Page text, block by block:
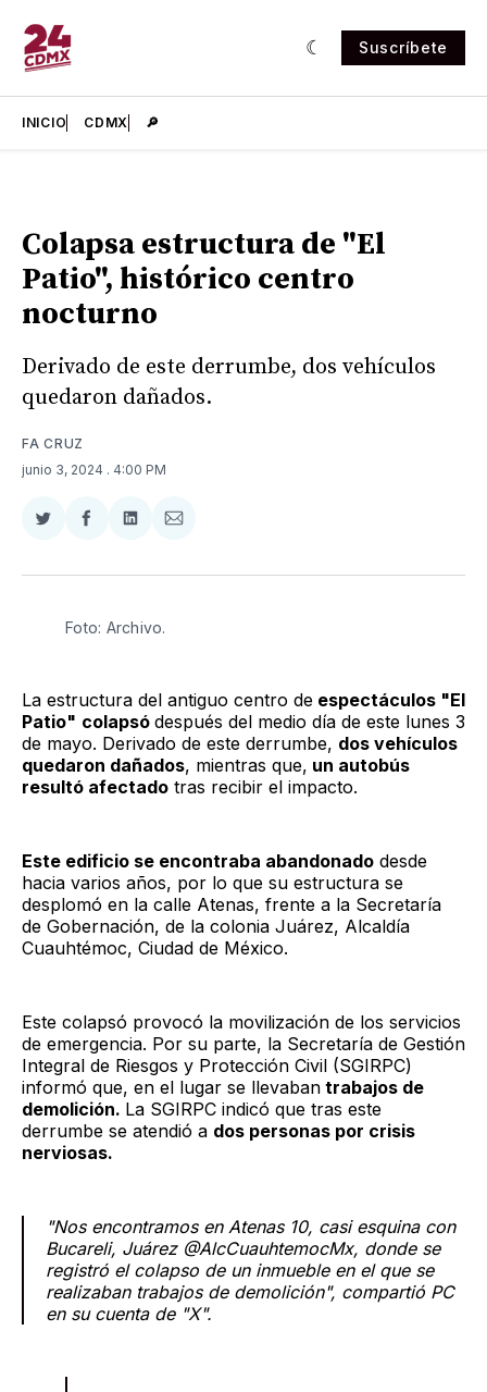
Suscríbete
INICIO CDMX 🔎
Colapsa estructura de "El
Patio", histórico centro
nocturno
Derivado de este derrumbe, dos vehículos
quedaron dañados.
FA CRUZ
junio 3, 2024 . 4:00 PM
Compartir
Twitter
Compartir
Facebook
Compartir
LinkedIn
Compartir
Email
Foto: Archivo.
La estructura del antiguo centro de espectáculos "El
Patio" colapsó después del medio día de este lunes 3
de mayo. Derivado de este derrumbe, dos vehículos
quedaron dañados, mientras que, un autobús
resultó afectado tras recibir el impacto.
Este edificio se encontraba abandonado desde
hacia varios años, por lo que su estructura se
desplomó en la calle Atenas, frente a la Secretaría
de Gobernación, de la colonia Juárez, Alcaldía
Cuauhtémoc, Ciudad de México.
Este colapsó provocó la movilización de los servicios
de emergencia. Por su parte, la Secretaría de Gestión
Integral de Riesgos y Protección Civil (SGIRPC)
informó que, en el lugar se llevaban trabajos de
demolición. La SGIRPC indicó que tras este
derrumbe se atendió a dos personas por crisis
nerviosas.
"Nos encontramos en Atenas 10, casi esquina con
Bucareli, Juárez @AlcCuauhtemocMx, donde se
registró el colapso de un inmueble en el que se
realizaban trabajos de demolición", compartió PC
en su cuenta de "X".